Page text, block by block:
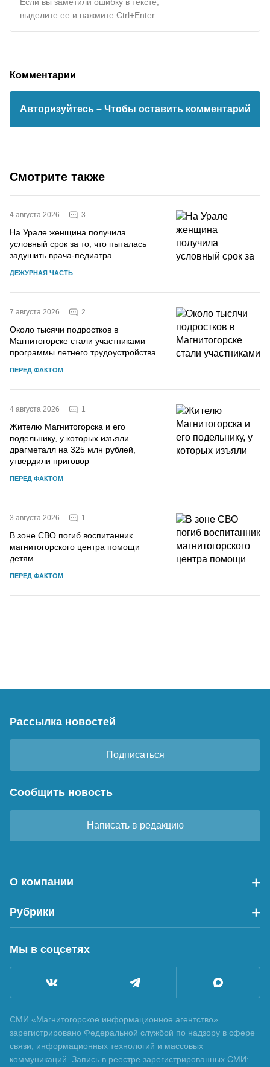
выделите ее и нажмите Ctrl+Enter
Комментарии
Авторизуйтесь – Чтобы оставить комментарий
Смотрите также
4 августа 2026 3
На Урале женщина получила
условный срок за то, что пыталась
задушить врача-педиатра
ДЕЖУРНАЯ ЧАСТЬ
7 августа 2026 2
Около тысячи подростков в
Магнитогорске стали участниками
программы летнего трудоустройства
ПЕРЕД ФАКТОМ
4 августа 2026 1
Жителю Магнитогорска и его
подельнику, у которых изъяли
драгметалл на 325 млн рублей,
утвердили приговор
ПЕРЕД ФАКТОМ
3 августа 2026 1
В зоне СВО погиб воспитанник
магнитогорского центра помощи
детям
ПЕРЕД ФАКТОМ
Рассылка новостей
Подписаться
Сообщить новость
Написать в редакцию
О компании
Рубрики
Мы в соцсетях
СМИ «Магнитогорское информационное агентство»
зарегистрировано Федеральной службой по надзору в сфере
связи, информационных технологий и массовых
коммуникаций. Запись в реестре зарегистрированных СМИ: